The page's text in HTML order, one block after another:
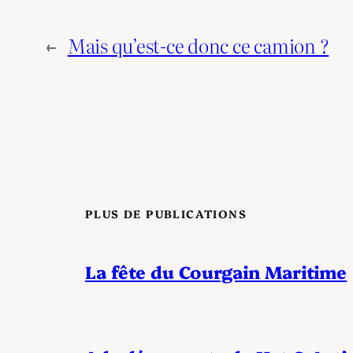
← Mais qu’est-ce donc ce camion ?
PLUS DE PUBLICATIONS
La fête du Courgain Maritime